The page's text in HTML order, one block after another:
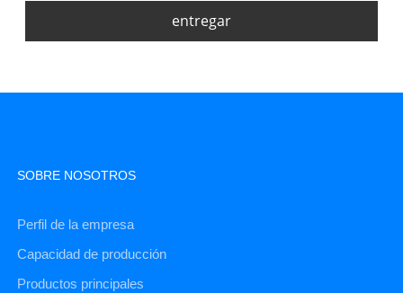
entregar
SOBRE NOSOTROS
Perfil de la empresa
Capacidad de producción
Productos principales